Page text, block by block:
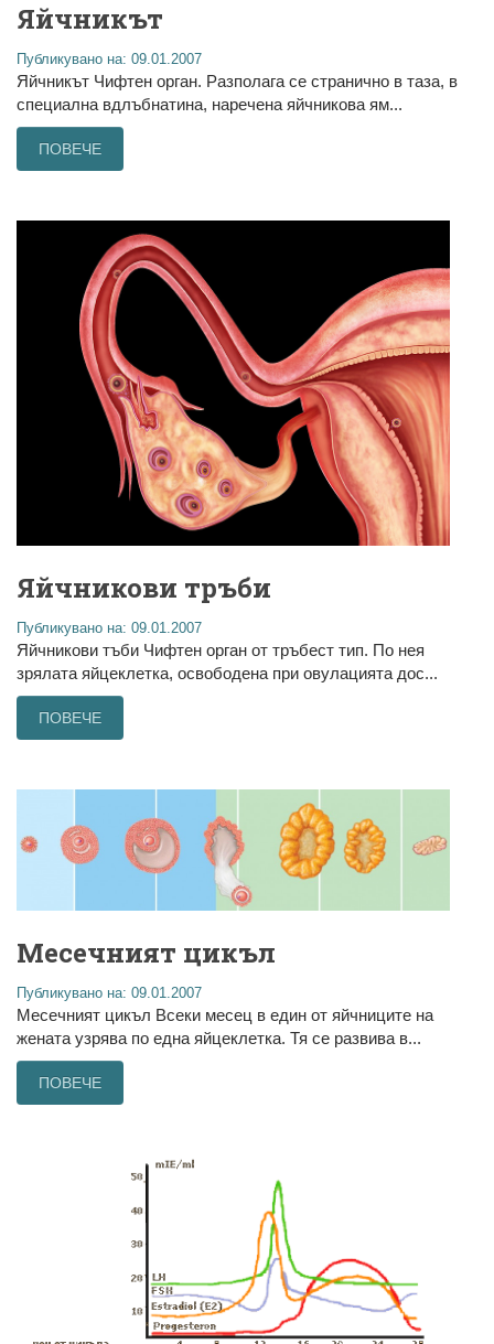
Яйчникът
Публикувано на: 09.01.2007
Яйчникът Чифтен орган. Разполага се странично в таза, в
специална вдлъбнатина, наречена яйчникова ям...
ПОВЕЧЕ
Яйчникови тръби
Публикувано на: 09.01.2007
Яйчникови тъби Чифтен орган от тръбест тип. По нея
зрялата яйцеклетка, освободена при овулацията дос...
ПОВЕЧЕ
Месечният цикъл
Публикувано на: 09.01.2007
Месечният цикъл Всеки месец в един от яйчниците на
жената узрява по една яйцеклетка. Тя се развива в...
ПОВЕЧЕ